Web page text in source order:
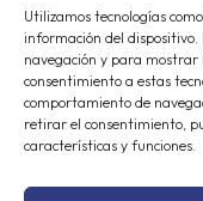
Utilizamos tecnologías
información del
navegación y para mostrar
consentimiento a estas
comportamiento de
retirar el consentimiento,
características y funciones.